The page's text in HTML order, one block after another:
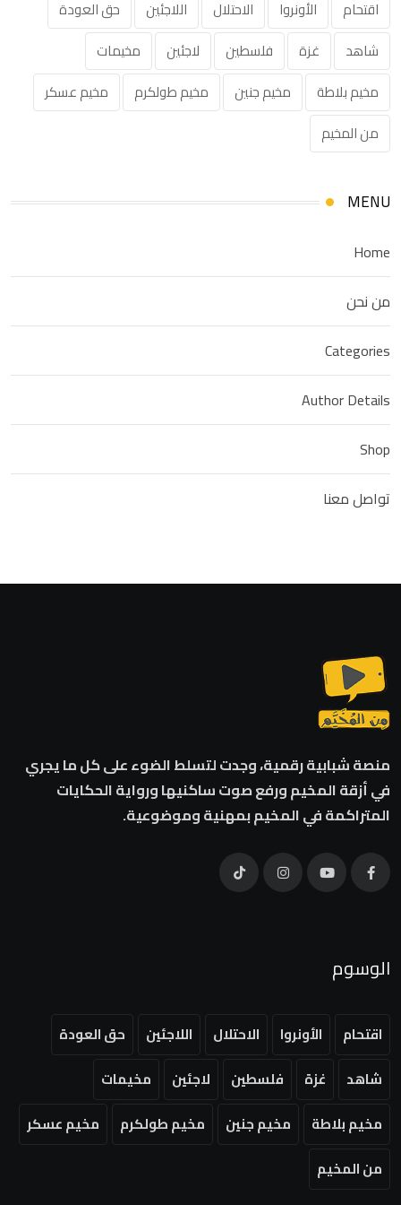
اقتحام الأونروا الاحتلال اللاجئين
حق العودة
شاهد
غزة فلسطين لاجئين
مخيمات
مخيم بلاطة
مخيم جنين مخيم طولكرم
مخيم عسكر
من المخيم
MENU
Home
من نحن
Categories
Author Details
Shop
تواصل معنا
منصة شبابية رقمية، وجدت لتسلط الضوء على كل ما يجري
في أزقة المخيم ورفع صوت ساكنيها ورواية الحكايات
المتراكمة في المخيم بمهنية وموضوعية.
الوسوم
اقتحام الأونروا الاحتلال اللاجئين
حق العودة
شاهد
غزة فلسطين لاجئين
مخيمات
مخيم بلاطة
مخيم جنين مخيم طولكرم
مخيم عسكر
من المخيم